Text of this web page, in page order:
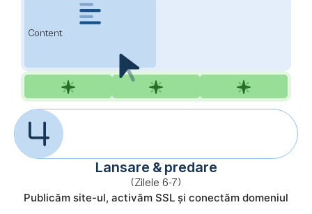
Content
Lansare & predare
(Zilele 6-7)
Publicăm site-ul, activăm SSL și conectăm domeniul